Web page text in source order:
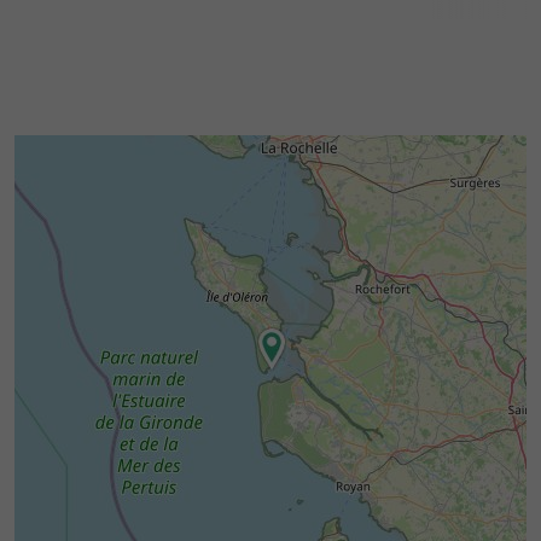
Une expérience gastronomique tournée
vers le territoire
Au sein de l’établissement, lerestaurantOYAT -
Cuisine des Dunesmet en valeur les produits
issus du terroir oléronais et charentais. La
cuisine proposée s’inspire des ressources
locales, qu’elles proviennent de la mer, des
marais ou des terres environnantes.
Les produits de saison occupent une place